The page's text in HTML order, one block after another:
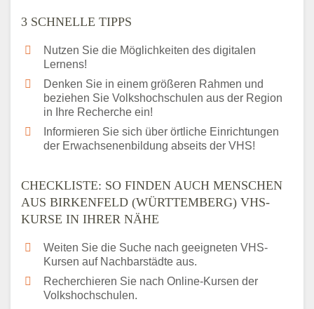
3 SCHNELLE TIPPS
Nutzen Sie die Möglichkeiten des digitalen
Lernens!
Denken Sie in einem größeren Rahmen und
beziehen Sie Volkshochschulen aus der Region
in Ihre Recherche ein!
Informieren Sie sich über örtliche Einrichtungen
der Erwachsenenbildung abseits der VHS!
CHECKLISTE: SO FINDEN AUCH MENSCHEN
AUS BIRKENFELD (WÜRTTEMBERG) VHS-
KURSE IN IHRER NÄHE
Weiten Sie die Suche nach geeigneten VHS-
Kursen auf Nachbarstädte aus.
Recherchieren Sie nach Online-Kursen der
Volkshochschulen.